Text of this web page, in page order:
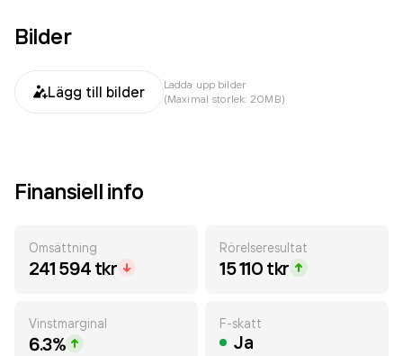
Bilder
Lägg till bilder
Ladda upp bilder
(Maximal storlek: 20MB)
Finansiell info
Omsättning
241 594 tkr
Rörelseresultat
15 110 tkr
Vinstmarginal
6.3%
F-skatt
Ja